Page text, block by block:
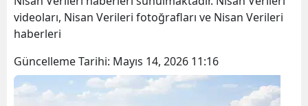
videoları, Nisan Verileri fotoğrafları ve Nisan Verileri
haberleri
Güncelleme Tarihi: Mayıs 14, 2026 11:16